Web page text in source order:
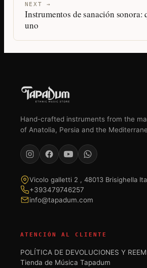
NEXT →
Instrumentos de sanación sonora:
uno
Hand-crafted instruments from the
of Anatolia, Persia and the
Vicolo galletti 2 , 48013 Brisighella
+393479746257
info@tapadum.com
ATENCIÓN AL CLIENTE
POLÍTICA DE DEVOLUCIONES Y
Tienda de Música Tapadum